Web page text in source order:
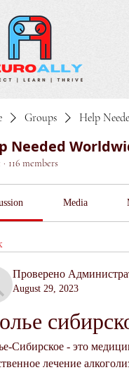
Groups Help
Needed
· 116 members
Media
Проверено
August 29, 2023
Сибирское - это
лечение